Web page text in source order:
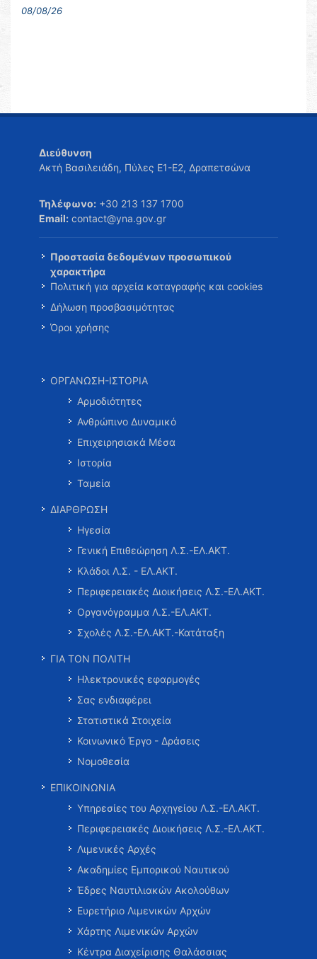
08/08/26
Διεύθυνση
Ακτή Βασιλειάδη, Πύλες Ε1-Ε2, Δραπετσώνα
Τηλέφωνο: +30 213 137 1700
Email: contact@yna.gov.gr
Προστασία δεδομένων προσωπικού
χαρακτήρα
Πολιτική για αρχεία καταγραφής και cookies
Δήλωση προσβασιμότητας
Όροι χρήσης
ΟΡΓΑΝΩΣΗ-ΙΣΤΟΡΙΑ
Αρμοδιότητες
Ανθρώπινο Δυναμικό
Επιχειρησιακά Μέσα
Ιστορία
Ταμεία
ΔΙΑΡΘΡΩΣΗ
Ηγεσία
Γενική Επιθεώρηση Λ.Σ.-ΕΛ.ΑΚΤ.
Κλάδοι Λ.Σ. - ΕΛ.ΑΚΤ.
Περιφερειακές Διοικήσεις Λ.Σ.-ΕΛ.ΑΚΤ.
Οργανόγραμμα Λ.Σ.-ΕΛ.ΑΚΤ.
Σχολές Λ.Σ.-ΕΛ.ΑΚΤ.-Κατάταξη
ΓΙΑ ΤΟΝ ΠΟΛΙΤΗ
Ηλεκτρονικές εφαρμογές
Σας ενδιαφέρει
Στατιστικά Στοιχεία
Κοινωνικό Έργο - Δράσεις
Νομοθεσία
ΕΠΙΚΟΙΝΩΝΙΑ
Υπηρεσίες του Αρχηγείου Λ.Σ.-ΕΛ.ΑΚΤ.
Περιφερειακές Διοικήσεις Λ.Σ.-ΕΛ.ΑΚΤ.
Λιμενικές Αρχές
Ακαδημίες Εμπορικού Ναυτικού
Έδρες Ναυτιλιακών Ακολούθων
Ευρετήριο Λιμενικών Αρχών
Χάρτης Λιμενικών Αρχών
Κέντρα Διαχείρισης Θαλάσσιας